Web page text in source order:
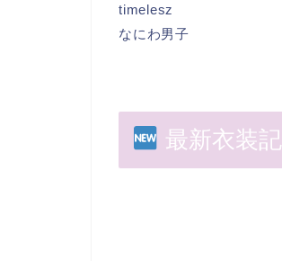
timelesz
なにわ男子
最新衣装